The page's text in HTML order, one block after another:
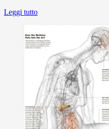
Leggi tutto